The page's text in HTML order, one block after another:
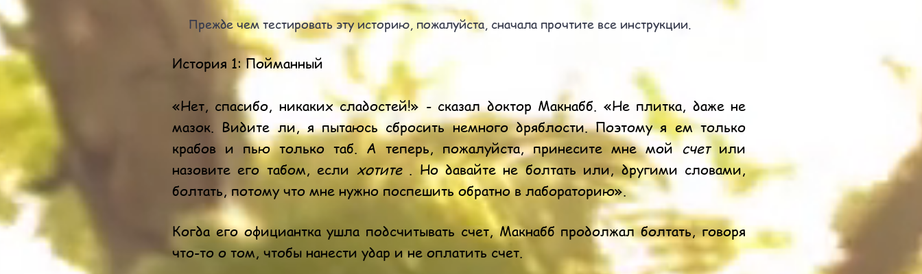
Прежде чем тестировать эту историю, пожалуйста, сначала прочтите все инструкции.
История 1: Пойманный
«Нет, спасибо, никаких сладостей!» - сказал доктор Макнабб. «Не плитка, даже не
мазок. Видите ли, я пытаюсь сбросить немного дряблости. Поэтому я ем только
крабов и пью только таб. А теперь, пожалуйста, принесите мне мойсчетили
назовите его табом, если хотите. Но давайте не болтать или, другими словами,
болтать, потому что мне нужно поспешить обратно в лабораторию».
Когда его официантка ушла подсчитывать счет, Макнабб продолжал болтать, говоря
что-то о том, чтобы нанести удар и не оплатить счет.